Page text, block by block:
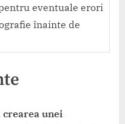
eventuale erori
înainte de
crearea unei